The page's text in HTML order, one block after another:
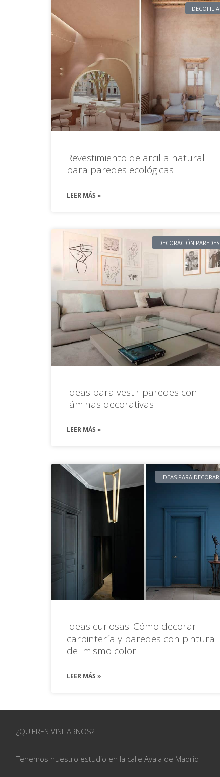
DECOFILIA
Revestimiento de arcilla natural
para paredes ecológicas
LEER MÁS »
DECORACIÓN PAREDES
Ideas para vestir paredes con
láminas decorativas
LEER MÁS »
IDEAS PARA DECORAR
Ideas curiosas: Cómo decorar
carpintería y paredes con pintura
del mismo color
LEER MÁS »
¿QUIERES VISITARNOS?
Tenemos nuestro estudio en la calle Ayala de Madrid